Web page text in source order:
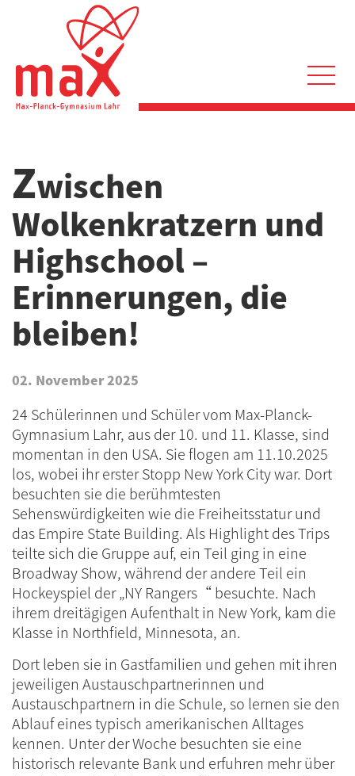
Hauptnavigation
Zwischen
Wolkenkratzern und
Highschool –
Erinnerungen, die
bleiben!
02. November 2025
24 Schülerinnen und Schüler vom Max-Planck-
Gymnasium Lahr, aus der 10. und 11. Klasse, sind
momentan in den USA. Sie flogen am 11.10.2025
los, wobei ihr erster Stopp New York City war. Dort
besuchten sie die berühmtesten
Sehenswürdigkeiten wie die Freiheitsstatur und
das Empire State Building. Als Highlight des Trips
teilte sich die Gruppe auf, ein Teil ging in eine
Broadway Show, während der andere Teil ein
Hockeyspiel der „NY Rangers“ besuchte. Nach
ihrem dreitägigen Aufenthalt in New York, kam die
Klasse in Northfield, Minnesota, an.
Dort leben sie in Gastfamilien und gehen mit ihren
jeweiligen Austauschpartnerinnen und
Austauschpartnern in die Schule, so lernen sie den
Ablauf eines typisch amerikanischen Alltages
kennen. Unter der Woche besuchten sie eine
historisch relevante Bank und erfuhren mehr über